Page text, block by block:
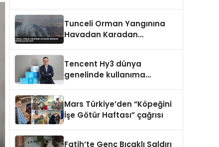
Tunceli Orman Yangınına
Havadan Karadan
Tencent Hy3 dünya
genelinde kullanıma
Mars Türkiye’den “Köpeğini
İşe Götür Haftası” çağrısı
Fatih’te Genç Bıçaklı Saldırı